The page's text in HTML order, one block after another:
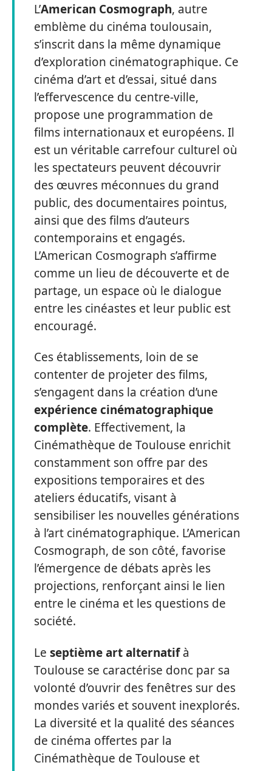
L’American Cosmograph, autre
emblème du cinéma toulousain,
s’inscrit dans la même dynamique
d’exploration cinématographique. Ce
cinéma d’art et d’essai, situé dans
l’effervescence du centre-ville,
propose une programmation de
films internationaux et européens. Il
est un véritable carrefour culturel où
les spectateurs peuvent découvrir
des œuvres méconnues du grand
public, des documentaires pointus,
ainsi que des films d’auteurs
contemporains et engagés.
L’American Cosmograph s’affirme
comme un lieu de découverte et de
partage, un espace où le dialogue
entre les cinéastes et leur public est
encouragé.
Ces établissements, loin de se
contenter de projeter des films,
s’engagent dans la création d’une
expérience cinématographique
complète. Effectivement, la
Cinémathèque de Toulouse enrichit
constamment son offre par des
expositions temporaires et des
ateliers éducatifs, visant à
sensibiliser les nouvelles générations
à l’art cinématographique. L’American
Cosmograph, de son côté, favorise
l’émergence de débats après les
projections, renforçant ainsi le lien
entre le cinéma et les questions de
société.
Le septième art alternatifà
Toulouse se caractérise donc par sa
volonté d’ouvrir des fenêtres sur des
mondes variés et souvent inexplorés.
La diversité et la qualité des séances
de cinéma offertes par la
Cinémathèque de Toulouse et